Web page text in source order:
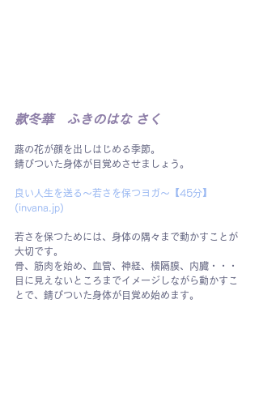
款冬華　ふきのはな さく
蕗の花が顔を出しはじめる季節。
錆びついた身体が目覚めさせましょう。
良い人生を送る〜若さを保つヨガ〜【45分】
(invana.jp)
若さを保つためには、身体の隅々まで動かすことが
大切です。
骨、筋肉を始め、血管、神経、横隔膜、内臓・・・
目に見えないところまでイメージしながら動かすこ
とで、錆びついた身体が目覚め始めます。